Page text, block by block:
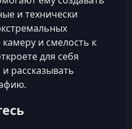
и технически
и смелость к
для себя
рассказывать